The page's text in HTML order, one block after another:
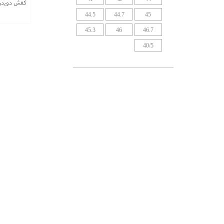
کفش دویدن
Clinique
Coach
Coinwatch
Cordoba
44.5 44.7 45
45.3 46 46.7
40/5